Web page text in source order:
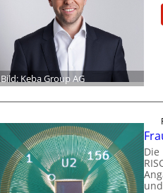
Bild: Keba Group AG
Die